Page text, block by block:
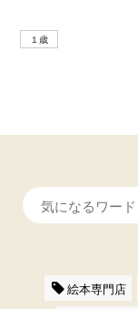
１歳
絵本専門店